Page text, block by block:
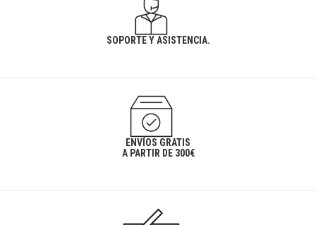
SOPORTE Y ASISTENCIA.
ENVÍOS GRATIS
A PARTIR DE 300€